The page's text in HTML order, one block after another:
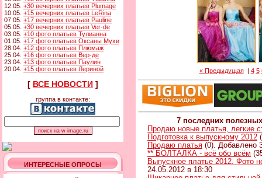
12.05. +30 вечерних платьев Plumage
10.05. +15 вечерних платьев LeRina
07.05. +17 вечерних платьев Pauline
05.05. +30 вечерних платьев Ver-de
03.05. +10 фото платьев Тулианна
01.05. +17 фото платьев Оксаны Мухи
28.04. +12 фото платьев Плюмаж
25.04. +16 фото платьев Вер-де
23.04. +13 фото платьев Паулин
20.04. +15 фото платьев Лериной
[ ВСЕ НОВОСТИ ]
группа в контакте:
ИНТЕРЕСНЫЕ ОПРОСЫ
« Предыдущая| 4 5
7 последних
Продаю новые платья, легкие
Подготовка к выпускному 2012
Продаю платья (0). Добавлено
** БОЛТАЛКА - всё обо всём
Выпускное платье 2012. Фото
24.05.2012 в 18:30